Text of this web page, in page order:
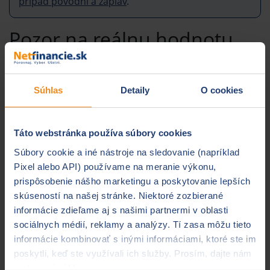
Súhlas Detaily O cookies
Táto webstránka používa súbory cookies
Súbory cookie a iné nástroje na sledovanie (napríklad
Pixel alebo API) používame na meranie výkonu,
prispôsobenie nášho marketingu a poskytovanie lepších
skúseností na našej stránke. Niektoré zozbierané
informácie zdieľame aj s našimi partnermi v oblasti
sociálnych médií, reklamy a analýzy. Tí zasa môžu tieto
informácie kombinovať s inými informáciami, ktoré ste im
poskytli, keď ste využívali ich služby. Prosím, dajte nám
na to svoj súhlas.
Pozor na reálnu hodnotu
nehnuteľnosti
Častým problémom, a to nielen pri poistení voči živlom,
jepodpoistenie nehnuteľnosti. Napríklad, ak ste si
môže byť vplyvom inflácie a ceny materiálov i práce
jeho cena dvojnásobná. Ak ste si ho v roku 2015 poistili
na sumu 100 tisíc eur a poistnú zmluvu nemenili,
poisťovňa by vám pri škode napríklad 10 tisíc eur
vyplatila iba polovičnú sumu, presne podľa nastavenia
jeho hodnoty v roku 2015. Prakticky tak dostanete
o polovicu menej, než by ste čakali.
Preto je dôležité poistnú zmluvu pravidelne
aktualizovať . Urobte taknajmä vtedy, ak dom